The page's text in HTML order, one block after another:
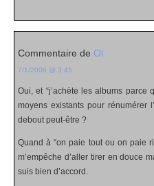
Commentaire de Ol
7/1/2006 @ 3:45
Oui, et “j’achète les albums parce
moyens existants pour rénumérer
debout peut-être ?
Quand à “on paie tout ou on paie
m’empêche d’aller tirer en douce
suis bien d’accord.